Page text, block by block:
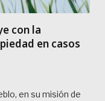
con la
en casos
en su misión de